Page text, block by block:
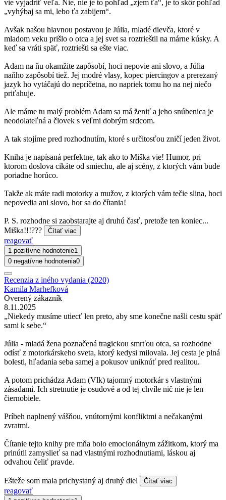
vie vyjadriť veľa. Nie, nie je to pohľad „zjem ťa“, je to skôr pohľad
„vyhýbaj sa mi, lebo ťa zabijem“.
Avšak našou hlavnou postavou je Júlia, mladé dievča, ktoré v
mladom veku prišlo o otca a jej svet sa roztrieštil na márne kúsky. A
keď sa vráti späť, roztriešti sa ešte viac.
Adam na ňu okamžite zapôsobí, hoci nepovie ani slovo, a Júlia
naňho zapôsobí tiež. Jej modré vlasy, kopec piercingov a prerezaný
jazyk ho vytáčajú do nepríčetna, no napriek tomu ho na nej niečo
priťahuje.
Ale máme tu malý problém Adam sa má ženiť a jeho snúbenica je
neodolateľná a človek s veľmi dobrým srdcom.
A tak stojíme pred rozhodnutím, ktoré s určitosťou zničí jeden život.
Kniha je napísaná perfektne, tak ako to Miška vie! Humor, pri
ktorom doslova cikáte od smiechu, ale aj scény, z ktorých vám bude
poriadne horúco.
Takže ak máte radi motorky a mužov, z ktorých vám tečie slina, hoci
nepovedia ani slovo, hor sa do čítania!
P. S. rozhodne si zaobstarajte aj druhú časť, pretože ten koniec...
Miška!!!???
Čítať viac
reagovať
1 pozitívne hodnotenie1
0 negatívne hodnotenia0
Recenzia z iného vydania (2020)
Kamila Marhefková
Overený zákazník
8.11.2025
„Niekedy musíme utiecť len preto, aby sme konečne našli cestu späť
sami k sebe.“
Júlia - mladá žena poznačená tragickou smrťou otca, sa rozhodne
odísť z motorkárskeho sveta, ktorý kedysi milovala. Jej cesta je plná
bolesti, hľadania seba samej a pokusov uniknúť pred realitou.
A potom prichádza Adam (Vlk) tajomný motorkár s vlastnými
zásadami. Ich stretnutie je osudové a od tej chvíle nič nie je len
čiernobiele.
Príbeh naplnený vášňou, vnútornými konfliktmi a nečakanými
zvratmi.
Čítanie tejto knihy pre mňa bolo emocionálnym zážitkom, ktorý ma
prinútil zamyslieť sa nad vlastnými rozhodnutiami, láskou aj
odvahou čeliť pravde.
Ešteže som mala prichystaný aj druhý diel Čítať viac
reagovať